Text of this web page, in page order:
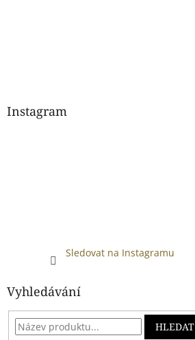
Instagram
Sledovat na Instagramu
Vyhledávání
HLEDAT